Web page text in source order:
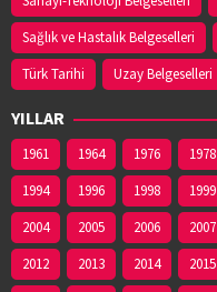
Sağlık ve Hastalık Belgeselleri
Türk Tarihi
Uzay Belgeselleri
YILLAR
1961 1964 1976 1978
1994
1996 1998 1999
2004
2005 2006 2007
2012
2013 2014 2015